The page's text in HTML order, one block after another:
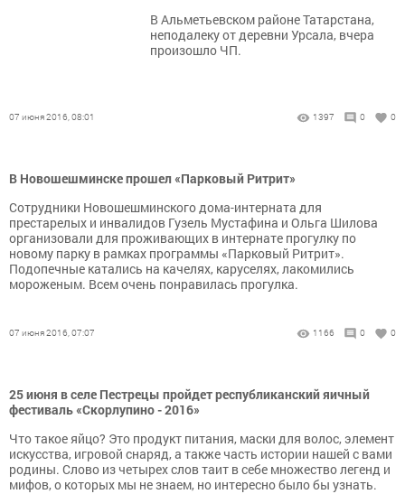
В Альметьевском районе Татарстана,
неподалеку от деревни Урсала, вчера
произошло ЧП.
07 июня 2016, 08:01 1397 0 0
В Новошешминске прошел «Парковый Ритрит»
Сотрудники Новошешминского дома-интерната для
престарелых и инвалидов Гузель Мустафина и Ольга Шилова
организовали для проживающих в интернате прогулку по
новому парку в рамках программы «Парковый Ритрит».
Подопечные катались на качелях, каруселях, лакомились
мороженым. Всем очень понравилась прогулка.
07 июня 2016, 07:07 1166 0 0
25 июня в селе Пестрецы пройдет республиканский яичный
фестиваль «Скорлупино - 2016»
Что такое яйцо? Это продукт питания, маски для волос, элемент
искусства, игровой снаряд, а также часть истории нашей с вами
родины. Слово из четырех слов таит в себе множество легенд и
мифов, о которых мы не знаем, но интересно было бы узнать.